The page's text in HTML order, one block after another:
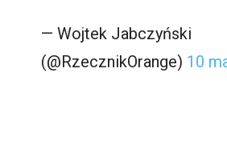
— Wojtek Jabczyński
(@RzecznikOrange) 10